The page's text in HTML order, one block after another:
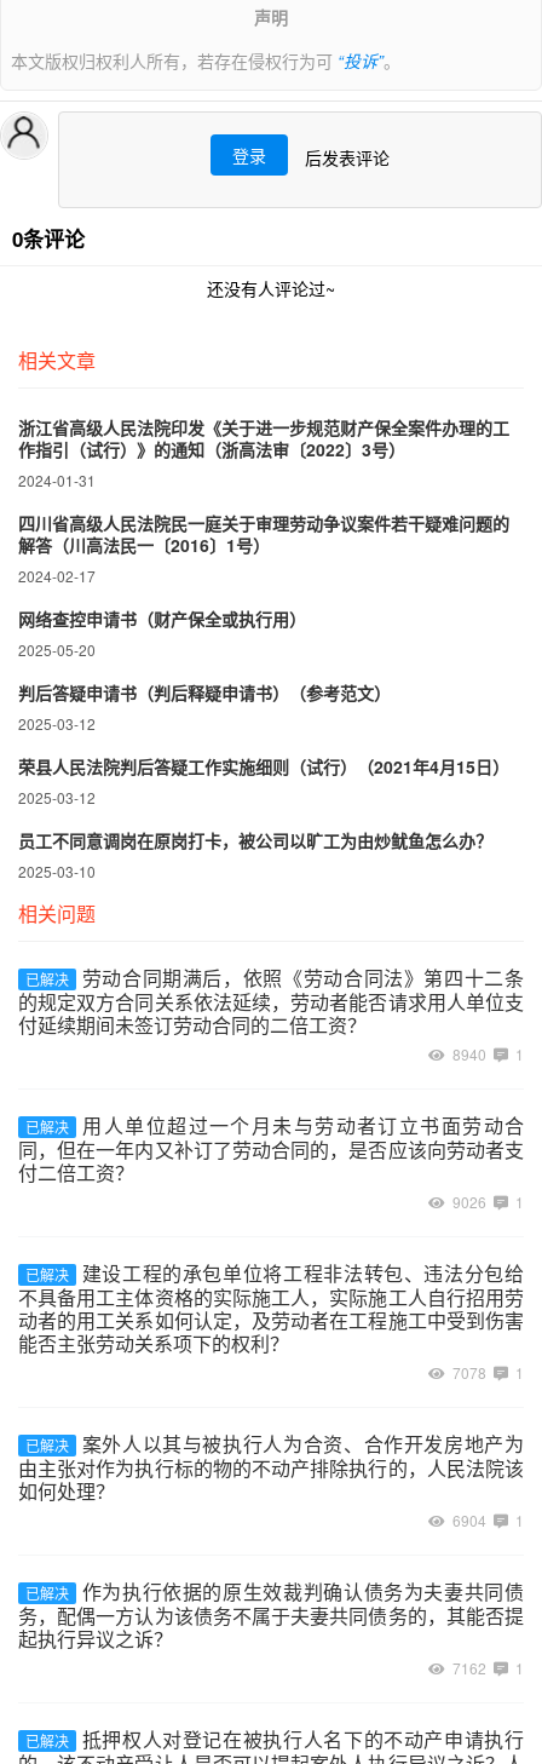
声明
本文版权归权利人所有，若存在侵权行为可 “投诉”。
登录 后发表评论
0条评论
还没有人评论过~
相关文章
浙江省高级人民法院印发《关于进一步规范财产保全案件办理的工
作指引（试行）》的通知（浙高法审〔2022〕3号）
2024-01-31
四川省高级人民法院民一庭关于审理劳动争议案件若干疑难问题的
解答（川高法民一〔2016〕1号）
2024-02-17
网络查控申请书（财产保全或执行用）
2025-05-20
判后答疑申请书（判后释疑申请书）（参考范文）
2025-03-12
荣县人民法院判后答疑工作实施细则（试行）（2021年4月15日）
2025-03-12
员工不同意调岗在原岗打卡，被公司以旷工为由炒鱿鱼怎么办？
2025-03-10
相关问题
已解决
劳动合同期满后，依照《劳动合同法》第四十二条
的规定双方合同关系依法延续，劳动者能否请求用人单位支
付延续期间未签订劳动合同的二倍工资？
8940 1
已解决
用人单位超过一个月未与劳动者订立书面劳动合
同，但在一年内又补订了劳动合同的，是否应该向劳动者支
付二倍工资？
9026 1
已解决
建设工程的承包单位将工程非法转包、违法分包给
不具备用工主体资格的实际施工人，实际施工人自行招用劳
动者的用工关系如何认定，及劳动者在工程施工中受到伤害
能否主张劳动关系项下的权利？
7078 1
已解决
案外人以其与被执行人为合资、合作开发房地产为
由主张对作为执行标的物的不动产排除执行的，人民法院该
如何处理？
6904 1
已解决
作为执行依据的原生效裁判确认债务为夫妻共同债
务，配偶一方认为该债务不属于夫妻共同债务的，其能否提
起执行异议之诉？
7162 1
已解决
抵押权人对登记在被执行人名下的不动产申请执行